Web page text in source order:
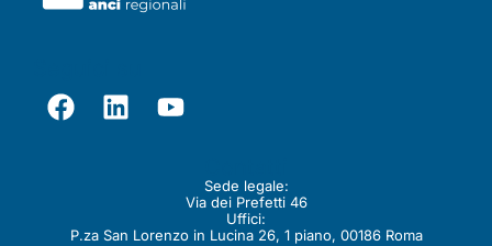
Sede legale:
Via dei Prefetti 46
Uffici:
P.za San Lorenzo in Lucina 26, 1 piano, 00186 Roma